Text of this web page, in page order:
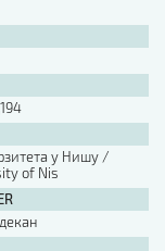
у Нишу /
of Nis